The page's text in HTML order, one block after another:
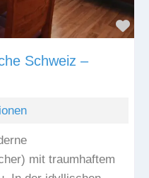
Schweiz –
mit traumhaftem